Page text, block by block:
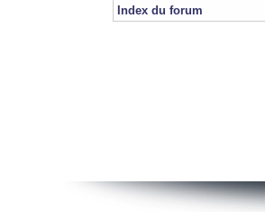
Index du forum